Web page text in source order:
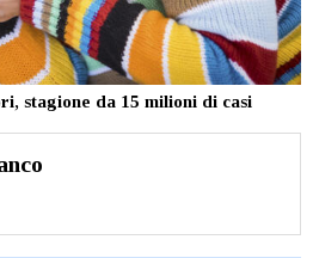
stagione da 15 milioni di casi